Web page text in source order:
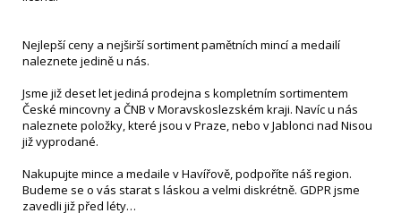
Nejlepší ceny a nejširší sortiment pamětních mincí a medailí
naleznete jedině u nás.
Jsme již deset let jediná prodejna s kompletním sortimentem
České mincovny a ČNB v Moravskoslezském kraji. Navíc u nás
naleznete položky, které jsou v Praze, nebo v Jablonci nad Nisou
již vyprodané.
Nakupujte mince a medaile v Havířově, podpoříte náš region.
Budeme se o vás starat s láskou a velmi diskrétně. GDPR jsme
zavedli již před léty…